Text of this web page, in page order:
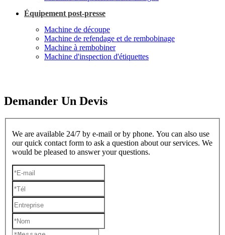
Équipement post-presse
Machine de découpe
Machine de refendage et de rembobinage
Machine à rembobiner
Machine d'inspection d'étiquettes
Demander Un Devis
We are available 24/7 by e-mail or by phone. You can also use
our quick contact form to ask a question about our services. We
would be pleased to answer your questions.